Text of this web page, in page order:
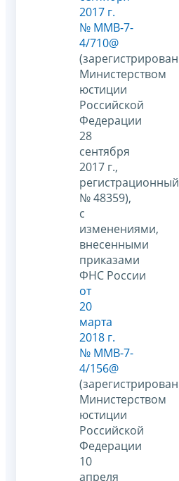
2017 г.
№ ММВ-7-
4/710@
(зарегистрирован
Министерством
юстиции
Российской
Федерации
28
сентября
2017 г.,
регистрационный
№ 48359),
с
изменениями,
внесенными
приказами
ФНС России
от
20
марта
2018 г.
№ ММВ-7-
4/156@
(зарегистрирован
Министерством
юстиции
Российской
Федерации
10
апреля